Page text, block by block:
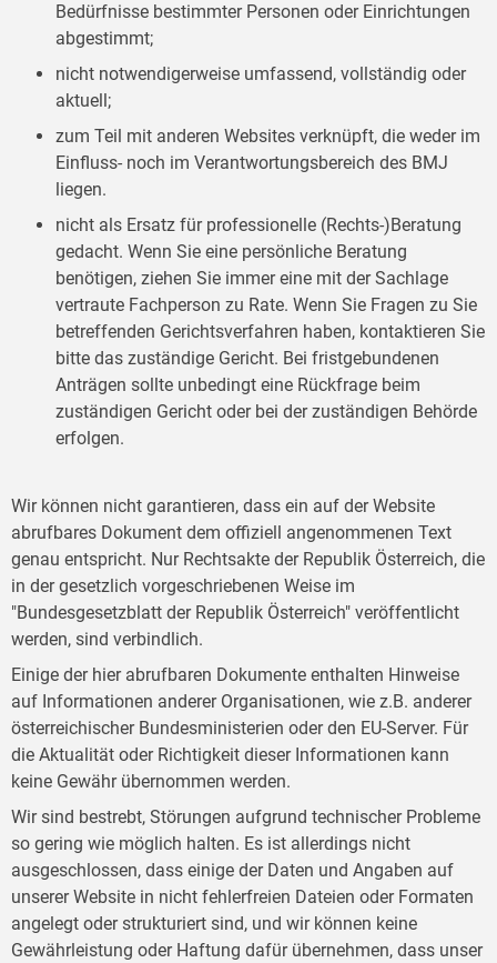
Bedürfnisse bestimmter Personen oder Einrichtungen
abgestimmt;
nicht notwendigerweise umfassend, vollständig oder
aktuell;
zum Teil mit anderen Websites verknüpft, die weder im
Einfluss- noch im Verantwortungsbereich des BMJ
liegen.
nicht als Ersatz für professionelle (Rechts-)Beratung
gedacht. Wenn Sie eine persönliche Beratung
benötigen, ziehen Sie immer eine mit der Sachlage
vertraute Fachperson zu Rate. Wenn Sie Fragen zu Sie
betreffenden Gerichtsverfahren haben, kontaktieren Sie
bitte das zuständige Gericht. Bei fristgebundenen
Anträgen sollte unbedingt eine Rückfrage beim
zuständigen Gericht oder bei der zuständigen Behörde
erfolgen.
Wir können nicht garantieren, dass ein auf der Website
abrufbares Dokument dem offiziell angenommenen Text
genau entspricht. Nur Rechtsakte der Republik Österreich, die
in der gesetzlich vorgeschriebenen Weise im
"Bundesgesetzblatt der Republik Österreich" veröffentlicht
werden, sind verbindlich.
Einige der hier abrufbaren Dokumente enthalten Hinweise
auf Informationen anderer Organisationen, wie z.B. anderer
österreichischer Bundesministerien oder den EU-Server. Für
die Aktualität oder Richtigkeit dieser Informationen kann
keine Gewähr übernommen werden.
Wir sind bestrebt, Störungen aufgrund technischer Probleme
so gering wie möglich halten. Es ist allerdings nicht
ausgeschlossen, dass einige der Daten und Angaben auf
unserer Website in nicht fehlerfreien Dateien oder Formaten
angelegt oder strukturiert sind, und wir können keine
Gewährleistung oder Haftung dafür übernehmen, dass unser